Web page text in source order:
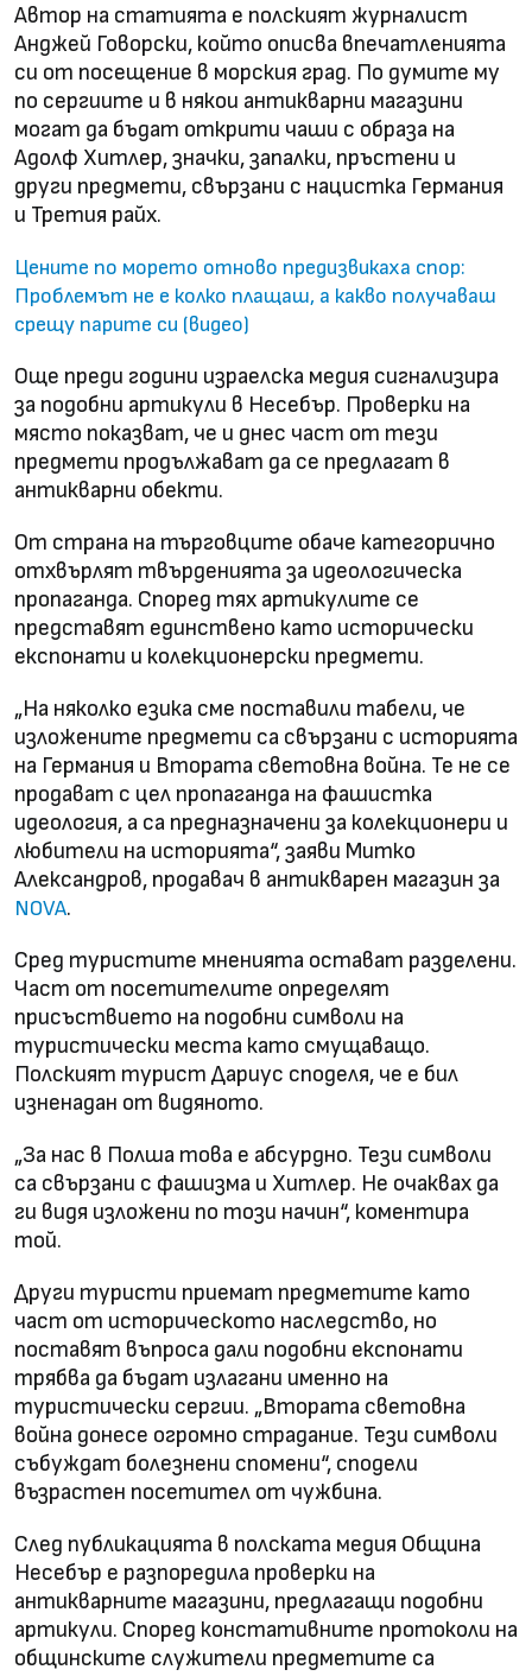
Автор на статията е полският журналист
Анджей Говорски, който описва впечатленията
си от посещение в морския град. По думите му
по сергиите и в някои антикварни магазини
могат да бъдат открити чаши с образа на
Адолф Хитлер, значки, запалки, пръстени и
други предмети, свързани с нацистка Германия
и Третия райх.
Цените по морето отново предизвикаха спор:
Проблемът не е колко плащаш, а какво получаваш
срещу парите си (видео)
Още преди години израелска медия сигнализира
за подобни артикули в Несебър. Проверки на
място показват, че и днес част от тези
предмети продължават да се предлагат в
антикварни обекти.
От страна на търговците обаче категорично
отхвърлят твърденията за идеологическа
пропаганда. Според тях артикулите се
представят единствено като исторически
експонати и колекционерски предмети.
„На няколко езика сме поставили табели, че
изложените предмети са свързани с историята
на Германия и Втората световна война. Те не се
продават с цел пропаганда на фашистка
идеология, а са предназначени за колекционери и
любители на историята“, заяви Митко
Александров, продавач в антикварен магазин за
NOVA.
Сред туристите мненията остават разделени.
Част от посетителите определят
присъствието на подобни символи на
туристически места като смущаващо.
Полският турист Дариус споделя, че е бил
изненадан от видяното.
„За нас в Полша това е абсурдно. Тези символи
са свързани с фашизма и Хитлер. Не очаквах да
ги видя изложени по този начин“, коментира
той.
Други туристи приемат предметите като
част от историческото наследство, но
поставят въпроса дали подобни експонати
трябва да бъдат излагани именно на
туристически сергии. „Втората световна
война донесе огромно страдание. Тези символи
събуждат болезнени спомени“, сподели
възрастен посетител от чужбина.
След публикацията в полската медия Община
Несебър е разпоредила проверки на
антикварните магазини, предлагащи подобни
артикули. Според констативните протоколи на
общинските служители предметите са